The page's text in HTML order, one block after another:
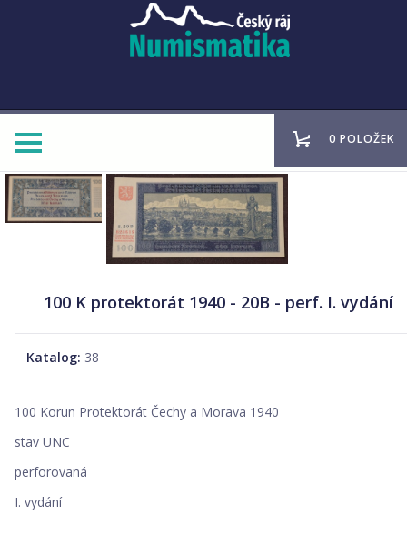
0 POLOŽEK
100 K protektorát 1940 - 20B - perf. I. vydání
Katalog: 38
100 Korun Protektorát Čechy a Morava 1940
stav UNC
perforovaná
I. vydání